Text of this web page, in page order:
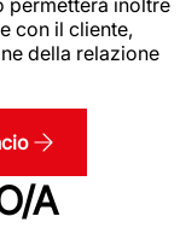
con il cliente,
della relazione
A